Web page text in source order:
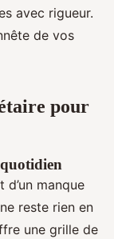
avec rigueur.
de vos
pour
d’un manque
reste rien en
une grille de